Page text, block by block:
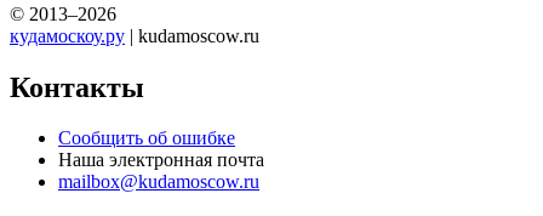
© 2013–2026
кудамоскоу.ру | kudamoscow.ru
Контакты
Сообщить об ошибке
Наша электронная почта
mailbox@kudamoscow.ru